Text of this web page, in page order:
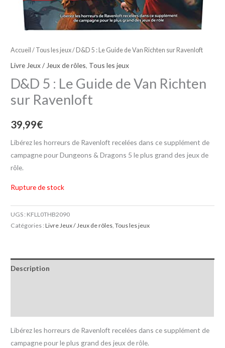
Accueil / Tous les jeux/ D&D 5 : Le Guide de Van Richten sur Ravenloft
Livre Jeux / Jeux de rôles, Tous les jeux
D&D 5 : Le Guide de Van Richten
sur Ravenloft
39,99€
Libérez les horreurs de Ravenloft recelées dans ce supplément de
campagne pour Dungeons & Dragons 5 le plus grand des jeux de
rôle.
Rupture de stock
UGS : KFLL0THB2090
Catégories :Livre Jeux / Jeux de rôles ,Tous les jeux
Description
Libérez les horreurs de Ravenloft recelées dans ce supplément de
campagne pour le plus grand des jeux de rôle.